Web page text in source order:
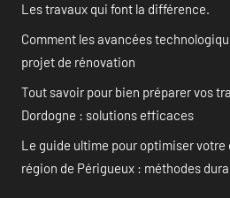
Les travaux qui font la différence.
Comment les avancées
projet de rénovation
Tout savoir pour bien préparer vos
Dordogne : solutions efficaces
Le guide ultime pour optimiser votre
région de Périgueux : méthodes